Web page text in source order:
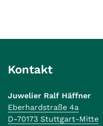
Kontakt
Juwelier Ralf Häffner
Eberhardstraße 4a
D-70173 Stuttgart-Mitte